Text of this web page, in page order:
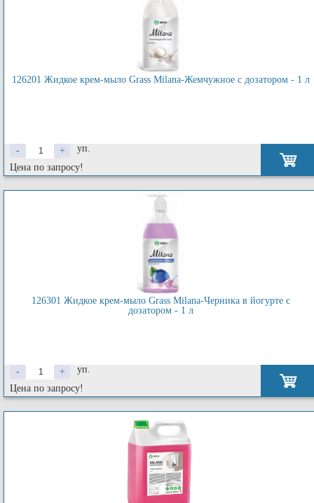
126201 Жидкое крем-мыло Grass Milana-Жемчужное с дозатором - 1 л
- +
уп.
Цена по запросу!
126301 Жидкое крем-мыло Grass Milana-Черника в йогурте с
дозатором - 1 л
- +
уп.
Цена по запросу!